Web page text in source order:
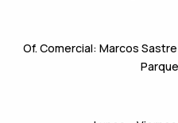
Of. Comercial: Marcos